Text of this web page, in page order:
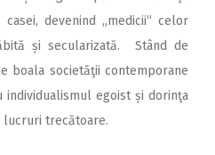
devenind „medicii“ celor
și secularizată. Stând de
boala societăţii contemporane
egoist și dorinţa
lucruri trecătoare.